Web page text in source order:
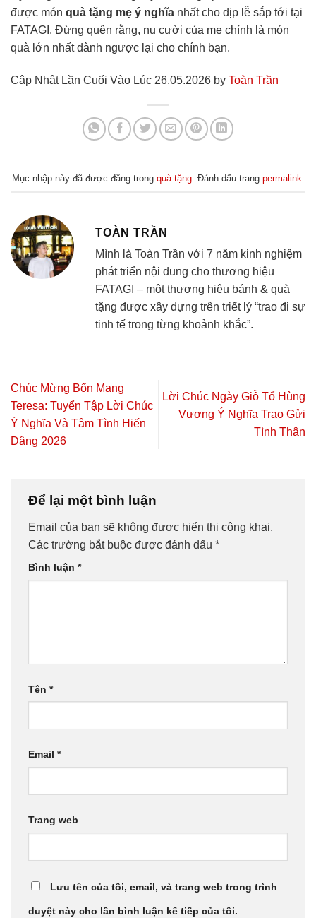
được món quà tặng mẹ ý nghĩa nhất cho dịp lễ sắp tới tại
FATAGI. Đừng quên rằng, nụ cười của mẹ chính là món
quà lớn nhất dành ngược lại cho chính bạn.
Cập Nhật Lần Cuối Vào Lúc 26.05.2026 by Toàn Trần
Mục nhập này đã được đăng trong quà tặng. Đánh dấu trang permalink.
TOÀN TRẦN
Mình là Toàn Trần với 7 năm kinh nghiệm
phát triển nội dung cho thương hiệu
FATAGI – một thương hiệu bánh & quà
tặng được xây dựng trên triết lý “trao đi sự
tinh tế trong từng khoảnh khắc”.
Chúc Mừng Bổn Mạng
Teresa: Tuyển Tập Lời Chúc
Ý Nghĩa Và Tâm Tình Hiến
Dâng 2026
Lời Chúc Ngày Giỗ Tổ Hùng
Vương Ý Nghĩa Trao Gửi
Tình Thân
Để lại một bình luận
Email của bạn sẽ không được hiển thị công khai.
Các trường bắt buộc được đánh dấu *
Bình luận *
Tên *
Email *
Trang web
Lưu tên của tôi, email, và trang web trong trình
duyệt này cho lần bình luận kế tiếp của tôi.